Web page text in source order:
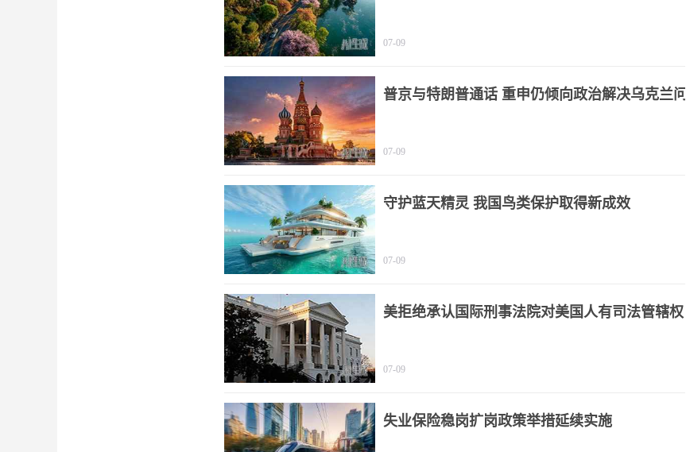
07-09
普京与特朗普通话 重申仍倾向政治解决乌克兰问
07-09
守护蓝天精灵 我国鸟类保护取得新成效
07-09
美拒绝承认国际刑事法院对美国人有司法管辖权
07-09
失业保险稳岗扩岗政策举措延续实施